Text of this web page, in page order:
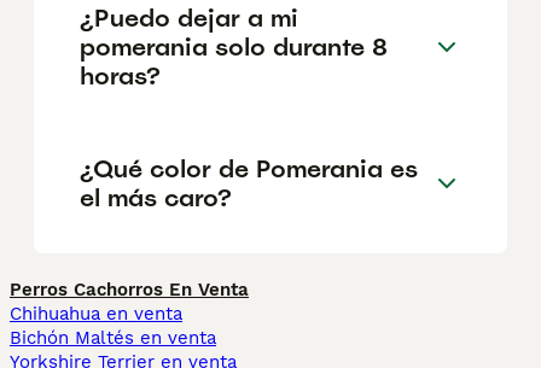
¿Puedo dejar a mi
pomerania solo durante 8
horas?
¿Qué color de Pomerania es
el más caro?
Perros Cachorros En Venta
Chihuahua en venta
Bichón Maltés en venta
Yorkshire Terrier en venta